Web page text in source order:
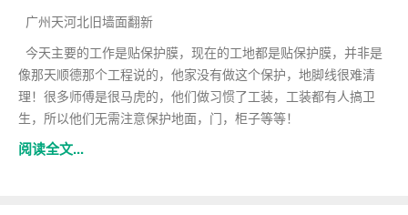
广州天河北旧墙面翻新
今天主要的工作是贴保护膜，现在的工地都是贴保护膜，并非是
像那天顺德那个工程说的，他家没有做这个保护，地脚线很难清
理！很多师傅是很马虎的，他们做习惯了工装，工装都有人搞卫
生，所以他们无需注意保护地面，门，柜子等等！
阅读全文...